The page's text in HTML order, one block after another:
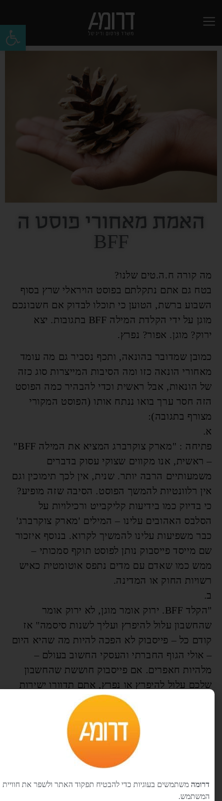
האמת מאחורי פוסט ה
BFF
מה קורה ח.ה.טים שלנו?
בטח גם אתם נתקלתם בפוסט הויראלי שרץ בסוף
השבוע ברשת, הטוען כי תוכלו לבדוק אם חשבונכם
מוגן על ידי הקלדת המילה BFF בתגובות. יצא
ירוק? מוגן. אפור? נפרץ.
כמובן שמדובר בהונאה, ותכף נסביר גם מה עומד
מאחורי הונאה כזו ומה הסיבות המייצרות סוג כזה
של הונאות, אבל ראשית וכדי להבהיר כמה הפוסט
הזה חסר ערך בואו ננתח אותו (הפוסט המקורי
מצורף בתגובה):
א.
פתיחה : "מארק צוקרברג המציא את המילה BFF"
– ראשית, אנו מקווים שצוקי עסוק בדברים
משמעותיים הרבה יותר. שנית, אין לכך תימוכין וגם
אין רלוונטיות להמשך הפוסט. הסיבה שזה מופיע?
כי בדיוק כמו בידיעות קליקבייט ורכילויות על
הסלבס האהובים עלינו – המילים 'מארק צוקרברג'
כבר משפיעות עלינו להמשיך לקרוא. בנוסף איזכור
שם מייסד פייסבוק נותן לפוסט תוקף סמכותי –
ממש כמו שאדם עם מדים נתפס אוטומטית כאיש
רשויות החוק או המדינה.
ב.
"הקלד BFF. ירוק אומר מוגן, לא ירוק אומר
שהחשבון עלול להיפרץ ועליך לשנות סיסמה" אז
קודם כל – פייסבוק לא הפכה להיות מה שהיא היום
– אולי הגוף החברתי והעסקי החשוב בעולם –
מלהיות חאפרים. אם פייסבוק חוששת שהחשבון
שלכם עלול להיפרץ או נפרץ, אתם תדוורו ישירות
לתיבת התמיכה של החשבון האישי/עסקי שלכם
בדיוור רשמי של פייסבוק, ותקבלו והנחיות ישירות
כיצד לשנות את הסיסמה. שנית – כל חשבון עלול
להיפרץ תמיד! כיצד אנו ממליצים להגן על החשבון?
בדרכים רציניות יותר, למשל:
במידה והתחברתם ממקום אחר, למחוק את נתוני
דרומה משתמשים בעוגיות כדי להבטיח תפקוד האתר ולשפר את חוויית
המשתמש.